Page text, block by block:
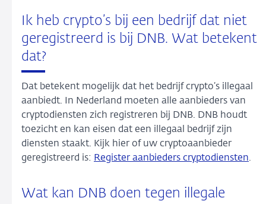
Ik heb crypto’s bij een bedrijf dat niet
geregistreerd is bij DNB. Wat betekent
dat?
Dat betekent mogelijk dat het bedrijf crypto’s illegaal
aanbiedt. In Nederland moeten alle aanbieders van
cryptodiensten zich registreren bij DNB. DNB houdt
toezicht en kan eisen dat een illegaal bedrijf zijn
diensten staakt. Kijk hier of uw cryptoaanbieder
geregistreerd is: Register aanbieders cryptodiensten.
Wat kan DNB doen tegen illegale